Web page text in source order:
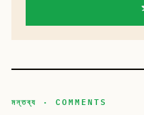
মন্তব্য · COMMENTS